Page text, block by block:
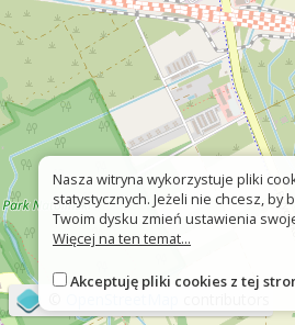
Nasza witryna wykorzystuje pliki
statystycznych. Jeżeli nie chcesz, by
Twoim dysku zmień ustawienia
Więcej na ten temat...
Akceptuję pliki cookies z tej